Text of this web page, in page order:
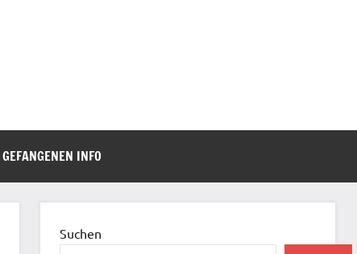
GEFANGENEN INFO
Suchen